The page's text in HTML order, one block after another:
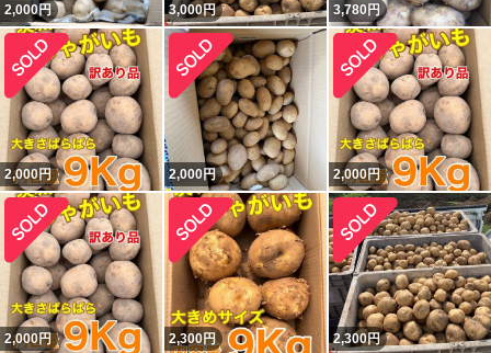
2,000円 3,000円 3,780円
2,000円 2,000円 2,000円
2,000円 2,300円 2,300円